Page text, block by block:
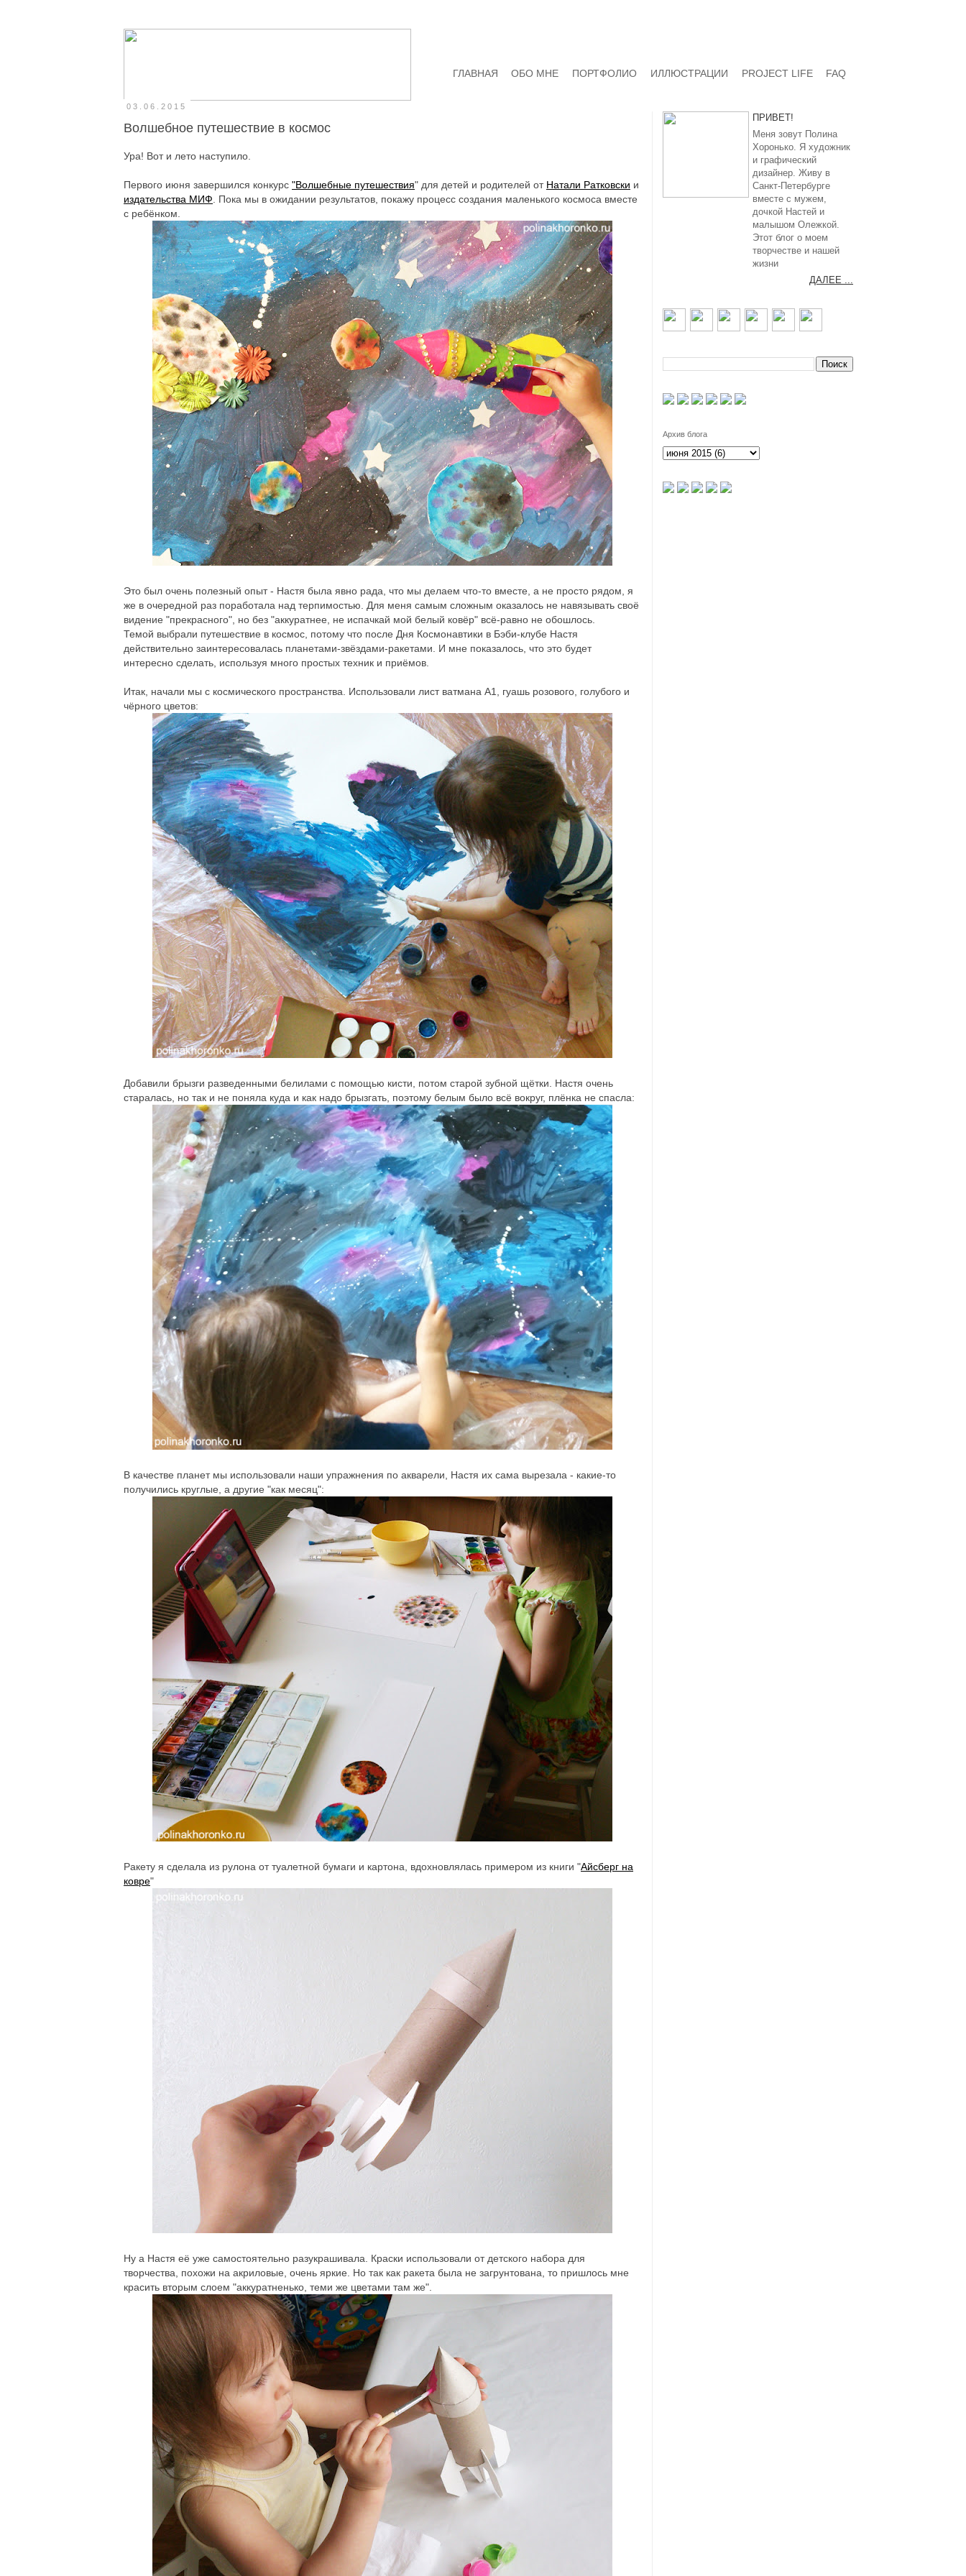
FAQ
PROJECT LIFE
ИЛЛЮСТРАЦИИ
ПОРТФОЛИО
ОБО МНЕ
ГЛАВНАЯ
03.06.2015
Волшебное путешествие в космос
Ура! Вот и лето наступило.
Первого июня завершился конкурс "Волшебные путешествия" для детей и родителей от Натали Ратковски и
издательства МИФ . Пока мы в ожидании результатов, покажу процесс создания маленького космоса вместе
с ребёнком.
Это был очень полезный опыт - Настя была явно рада, что мы делаем что-то вместе, а не просто рядом, я
же в очередной раз поработала над терпимостью. Для меня самым сложным оказалось не навязывать своё
видение "прекрасного", но без "аккуратнее, не испачкай мой белый ковёр" всё-равно не обошлось.
Темой выбрали путешествие в космос, потому что после Дня Космонавтики в Бэби-клубе Настя
действительно заинтересовалась планетами-звёздами-ракетами. И мне показалось, что это будет
интересно сделать, используя много простых техник и приёмов.
Итак, начали мы с космического пространства. Использовали лист ватмана А1, гуашь розового, голубого и
чёрного цветов:
Добавили брызги разведенными белилами с помощью кисти, потом старой зубной щётки. Настя очень
старалась, но так и не поняла куда и как надо брызгать, поэтому белым было всё вокруг, плёнка не спасла:
В качестве планет мы использовали наши упражнения по акварели, Настя их сама вырезала - какие-то
получились круглые, а другие "как месяц":
Ракету я сделала из рулона от туалетной бумаги и картона, вдохновлялась примером из книги "Айсберг на
ковре"
Ну а Настя её уже самостоятельно разукрашивала. Краски использовали от детского набора для
творчества, похожи на акриловые, очень яркие. Но так как ракета была не загрунтована, то пришлось мне
красить вторым слоем "аккуратненько, теми же цветами там же".
ПРИВЕТ!
Меня зовут Полина
Хоронько. Я художник
и графический
дизайнер. Живу в
Санкт-Петербурге
вместе с мужем,
дочкой Настей и
малышом Олежкой.
Этот блог о моем
творчестве и нашей
жизни
ДАЛЕЕ ...
Архив блога